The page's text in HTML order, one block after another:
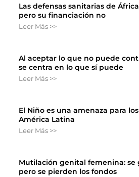
Las defensas sanitarias de
pero su financiación no
Leer Más >>
Al aceptar lo que no puede
se centra en lo que sí puede
Leer Más >>
El Niño es una amenaza para
América Latina
Leer Más >>
Mutilación genital femenina: se
pero se pierden los fondos